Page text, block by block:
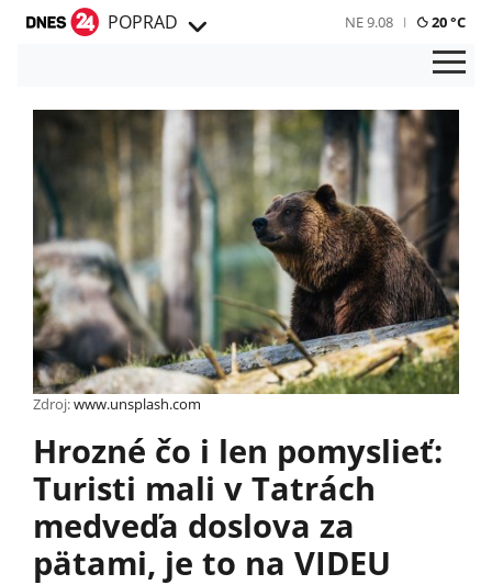
POPRAD NE 9.08 20 °C
Zdroj:www.unsplash.com
Hrozné čo i len pomyslieť:
Turisti mali v Tatrách
medveďa doslova za
pätami, je to na VIDEU